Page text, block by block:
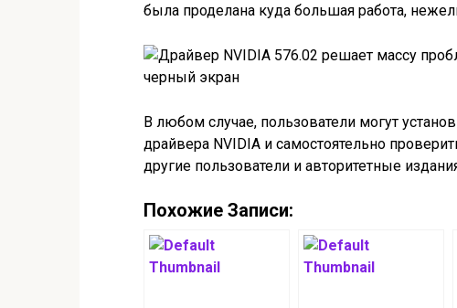
была проделана куда большая работа,
В любом случае, пользователи могут
драйвера NVIDIA и самостоятельно
другие пользователи и авторитетные
Похожие Записи: